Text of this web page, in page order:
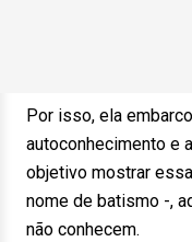
Por isso, ela
autoconhecimento e
objetivo mostrar
nome de batismo -,
não conhecem.